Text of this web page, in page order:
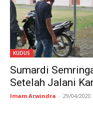
KUDUS
Sumardi
Setelah Jalani
Imam Arwindra - 29/04/2020